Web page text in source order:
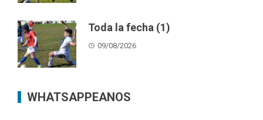
Toda la fecha (1)
09/08/2026
WHATSAPPEANOS